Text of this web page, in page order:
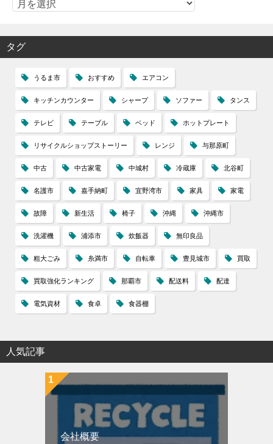
タグ
うるま市 おすすめ エアコン
キッチンカウンター シャープ ソファー タンス
テレビ テーブル ベッド ホットプレート
リサイクルショップストーリー レンジ 与那原町
中古 中古家電 中城村 冷蔵庫 北谷町
名護市 嘉手納町 宜野湾市 家具 家電
故障 新生活 椅子 沖縄 沖縄市
洗濯機 浦添市 炊飯器 無印良品
粗大ごみ 糸満市 自転車 豊見城市 買取
買取強化ランキング 那覇市 配送料 配達
電気資材 食卓 食器棚
人気記事
会社概要